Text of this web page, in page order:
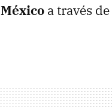
México a través de